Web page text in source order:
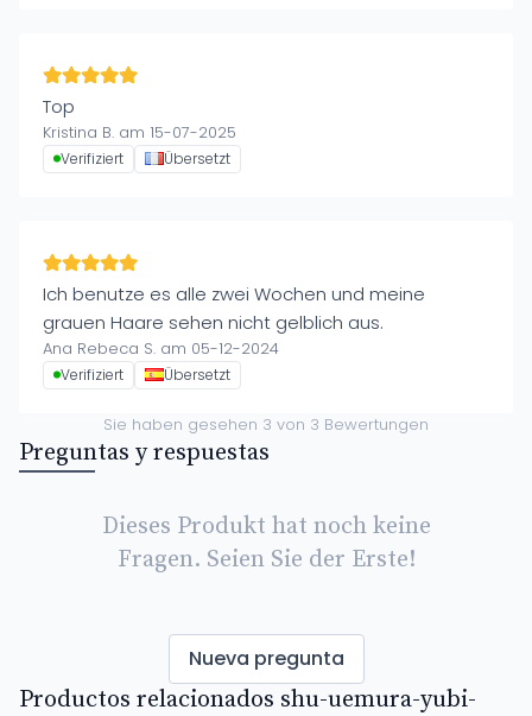
Top
Kristina B. am 15-07-2025
Verifiziert Übersetzt
Ich benutze es alle zwei Wochen und meine
grauen Haare sehen nicht gelblich aus.
Ana Rebeca S. am 05-12-2024
Verifiziert Übersetzt
Sie haben gesehen 3 von 3 Bewertungen
Preguntas y respuestas
Dieses Produkt hat noch keine
Fragen. Seien Sie der Erste!
Nueva pregunta
Productos relacionados shu-uemura-yubi-